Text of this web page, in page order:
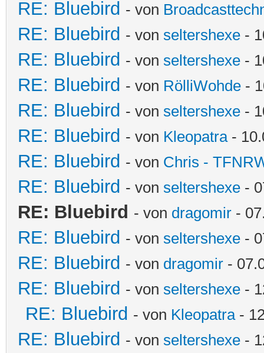
RE: Bluebird - von
RE: Bluebird - von seltershexe -
RE: Bluebird - von seltershexe -
RE: Bluebird - von RölliWohde -
RE: Bluebird - von seltershexe -
RE: Bluebird - von Kleopatra-
RE: Bluebird - von Chris -
RE: Bluebird - von seltershexe -
RE: Bluebird - von dragomir -
RE: Bluebird - von seltershexe -
RE: Bluebird - von dragomir -
RE: Bluebird - von seltershexe -
RE: Bluebird - von Kleopatra-
RE: Bluebird - von seltershexe -